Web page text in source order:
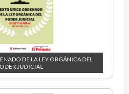
DE LA LEY ORGÁNICA DEL
JUDICIAL